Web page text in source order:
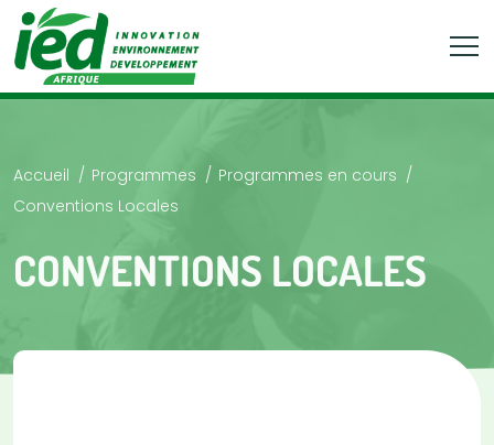
Accueil Programmes
Programmes en cours
Conventions Locales
CONVENTIONS LOCALES